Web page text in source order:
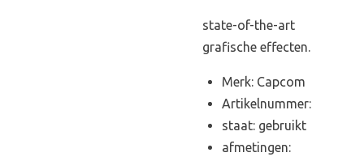
state-of-the-art
grafische effecten.
Merk: Capcom
Artikelnummer:
staat: gebruikt
afmetingen: